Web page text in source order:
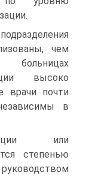
чем
высоко
врачи почти
в
или
степенью